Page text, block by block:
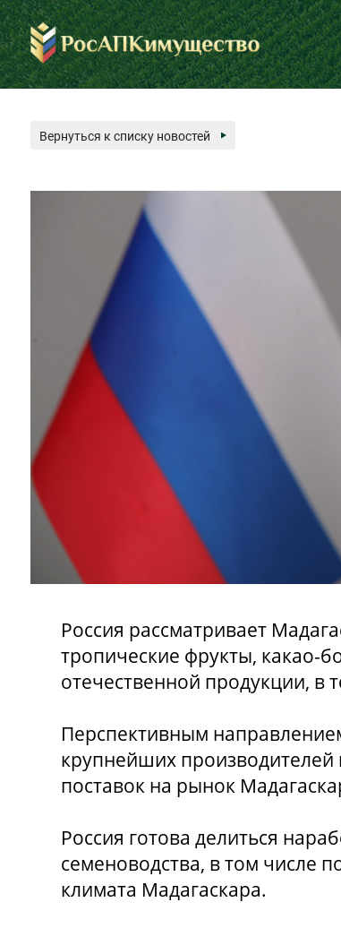
Вернуться к списку новостей
Россия рассматривает
тропические фрукты, какао-
отечественной продукции, в
Перспективным
крупнейших
поставок на рынок
Россия готова делиться
семеноводства, в том числе
климата Мадагаскара.